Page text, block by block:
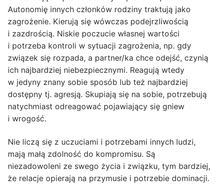
Autonomię innych członków rodziny traktują jako
zagrożenie. Kierują się wówczas podejrzliwością
i zazdrością. Niskie poczucie własnej wartości
i potrzeba kontroli w sytuacji zagrożenia, np. gdy
związek się rozpada, a partner/ka chce odejść, czynią
ich najbardziej niebezpiecznymi. Reagują wtedy
w jedyny znany sobie sposób lub też najbardziej
dostępny tj. agresją. Skupiają się na sobie, potrzebują
natychmiast odreagować pojawiający się gniew
i wrogość.
Nie liczą się z uczuciami i potrzebami innych ludzi,
mają małą zdolność do kompromisu. Są
niezadowoleni ze swego życia i związku, tym bardziej,
że relacje opierają na przymusie i potrzebie dominacji.